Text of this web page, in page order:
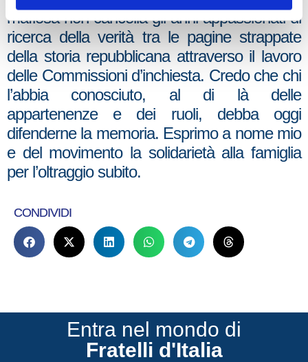
mafiosa non cancella gli anni appassionati di
ricerca della verità tra le pagine strappate
della storia repubblicana attraverso il lavoro
delle Commissioni d’inchiesta. Credo che chi
l’abbia conosciuto, al di là delle
appartenenze e dei ruoli, debba oggi
difenderne la memoria. Esprimo a nome mio
e del movimento la solidarietà alla famiglia
per l’oltraggio subito.
CONDIVIDI
Entra nel mondo di
Fratelli d'Italia